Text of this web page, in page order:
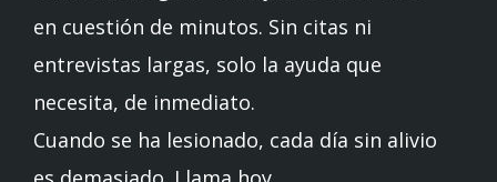
en cuestión de minutos. Sin citas ni
entrevistas largas, solo la ayuda que
necesita, de inmediato.
Cuando se ha lesionado, cada día sin alivio